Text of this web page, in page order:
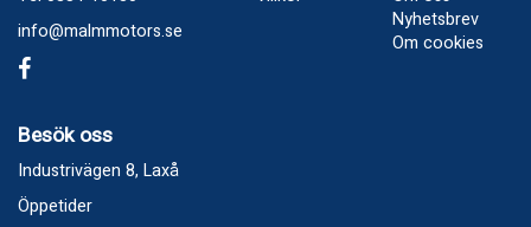
info@malmmotors.se
Nyhetsbrev
Om cookies
Besök oss
Industrivägen 8, Laxå
Öppetider